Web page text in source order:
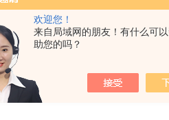
欢迎您！
来自局域网的朋友！有什么可
助您的吗？